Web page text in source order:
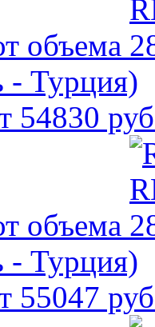
объема
- Турция)
54830
объема
- Турция)
55047